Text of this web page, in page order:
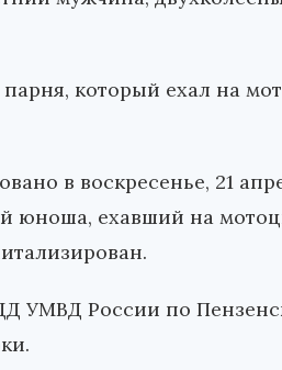
который ехал на
в воскресенье, 21
юноша, ехавший на
УМВД России по